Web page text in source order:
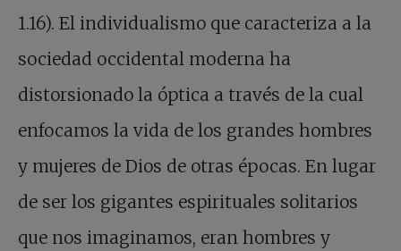
1.16). El individualismo que caracteriza a la
sociedad occidental moderna ha
distorsionado la óptica a través de la cual
enfocamos la vida de los grandes hombres
y mujeres de Dios de otras épocas. En lugar
de ser los gigantes espirituales solitarios
que nos imaginamos, eran hombres y